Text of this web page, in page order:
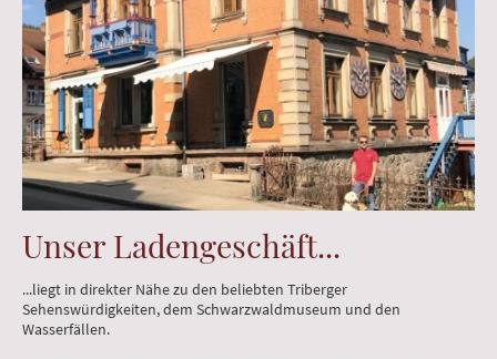
Unser Ladengeschäft...
...liegt in direkter Nähe zu den beliebten Triberger
Sehenswürdigkeiten, dem Schwarzwaldmuseum und den
Wasserfällen.